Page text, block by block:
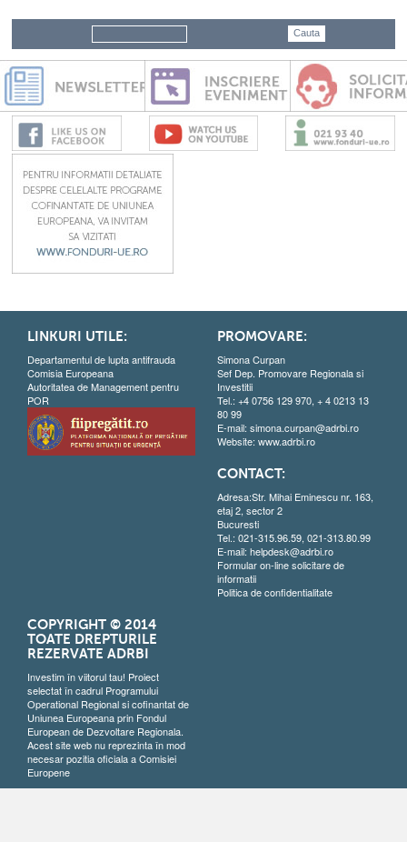
LINKURI UTILE:
Departamentul de lupta antifrauda
Comisia Europeana
Autoritatea de Management pentru
POR
PROMOVARE:
Simona Curpan
Sef Dep. Promovare Regionala si
Investitii
Tel.: +4 0756 129 970, + 4 0213 13
80 99
E-mail: simona.curpan@adrbi.ro
Website: www.adrbi.ro
CONTACT:
Adresa:Str. Mihai Eminescu nr. 163,
etaj 2, sector 2
Bucuresti
Tel.: 021-315.96.59, 021-313.80.99
E-mail: helpdesk@adrbi.ro
Formular on-line solicitare de
informatii
Politica de confidentialitate
COPYRIGHT © 2014
TOATE DREPTURILE
REZERVATE ADRBI
Investim în viitorul tau! Proiect
selectat în cadrul Programului
Operational Regional si cofinantat de
Uniunea Europeana prin Fondul
European de Dezvoltare Regionala.
Acest site web nu reprezinta în mod
necesar pozitia oficiala a Comisiei
Europene